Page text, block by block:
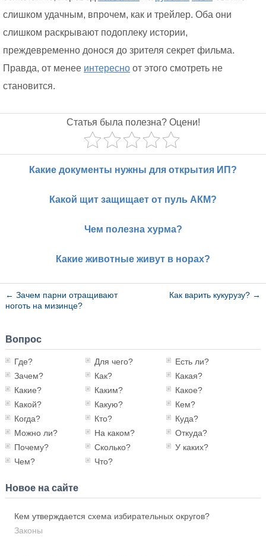
слишком удачным, впрочем, как и трейлер. Оба они
слишком раскрывают подоплеку истории,
преждевременно донося до зрителя секрет фильма.
Правда, от менее интересно от этого смотреть не
становится.
Статья была полезна? Оцени!
Какие документы нужны для открытия ИП?
Какой щит защищает от пуль АКМ?
Чем полезна хурма?
Какие животные живут в норах?
← Зачем парни отращивают
ноготь на мизинце?
Как варить кукурузу? →
Вопрос
Где? Для чего?
Есть ли?
Зачем?
Как?
Какая?
Какие?
Каким?
Какое?
Какой?
Какую?
Кем?
Когда?
Кто?
Куда?
Можно ли?
На каком?
Откуда?
Почему?
Сколько?
У каких?
Чем?
Что?
Новое на сайте
Кем утверждается схема избирательных округов?
Законы